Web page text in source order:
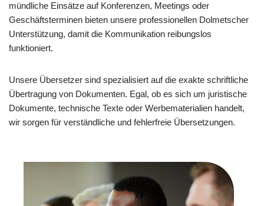
mündliche Einsätze auf Konferenzen, Meetings oder
Geschäftsterminen bieten unsere professionellen Dolmetscher
Unterstützung, damit die Kommunikation reibungslos
funktioniert.
Unsere Übersetzer sind spezialisiert auf die exakte schriftliche
Übertragung von Dokumenten. Egal, ob es sich um juristische
Dokumente, technische Texte oder Werbematerialien handelt,
wir sorgen für verständliche und fehlerfreie Übersetzungen.